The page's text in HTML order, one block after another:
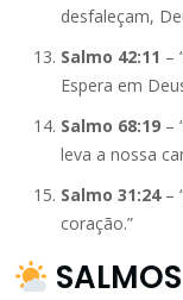
desfaleçam,
Salmo 42:11 –
Espera em
Salmo 68:19 –
leva a nossa
Salmo 31:24–
coração.”